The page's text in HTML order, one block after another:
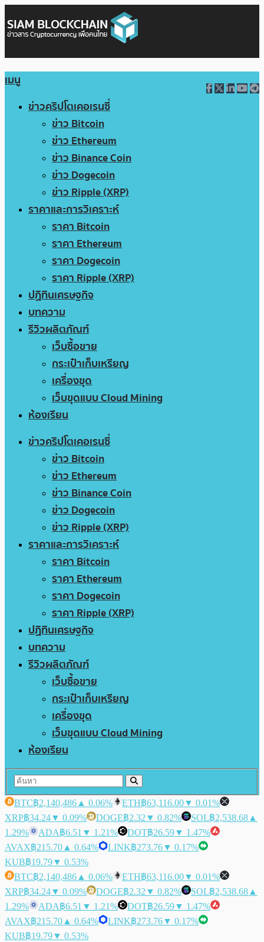
เมนู
ข่าวคริปโตเคอเรนซี่
ข่าว Bitcoin
ข่าว Ethereum
ข่าว Binance Coin
ข่าว Dogecoin
ข่าว Ripple (XRP)
ราคาและการวิเคราะห์
ราคา Bitcoin
ราคา Ethereum
ราคา Dogecoin
ราคา Ripple (XRP)
ปฏิทินเศรษฐกิจ
บทความ
รีวิวผลิตภัณฑ์
เว็บซื้อขาย
กระเป๋าเก็บเหรียญ
เครื่องขุด
เว็บขุดแบบ Cloud Mining
ห้องเรียน
ข่าวคริปโตเคอเรนซี่
ข่าว Bitcoin
ข่าว Ethereum
ข่าว Binance Coin
ข่าว Dogecoin
ข่าว Ripple (XRP)
ราคาและการวิเคราะห์
ราคา Bitcoin
ราคา Ethereum
ราคา Dogecoin
ราคา Ripple (XRP)
ปฏิทินเศรษฐกิจ
บทความ
รีวิวผลิตภัณฑ์
เว็บซื้อขาย
กระเป๋าเก็บเหรียญ
เครื่องขุด
เว็บขุดแบบ Cloud Mining
ห้องเรียน
BTC฿2,140,486 ▲ 0.06% ETH฿63,116.00▼ 0.01%
XRP฿34.24▼ 0.09% DOGE฿2.32 ▼ 0.82% SOL฿2,538.68 ▲
1.29%
ADA฿6.51 ▼ 1.21% DOT฿26.59▼ 1.47%
AVAX฿215.70 ▲ 0.64% LINK฿273.76▼ 0.17%
KUB฿19.79▼ 0.53%
BTC฿2,140,486 ▲ 0.06% ETH฿63,116.00▼ 0.01%
XRP฿34.24▼ 0.09% DOGE฿2.32 ▼ 0.82% SOL฿2,538.68 ▲
1.29%
ADA฿6.51 ▼ 1.21% DOT฿26.59▼ 1.47%
AVAX฿215.70 ▲ 0.64% LINK฿273.76▼ 0.17%
KUB฿19.79▼ 0.53%